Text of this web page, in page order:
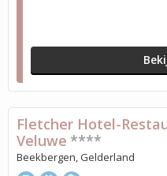
Fletcher Hotel-
Veluwe ****
Beekbergen, Gelderland